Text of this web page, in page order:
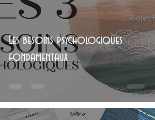
Les besoins psychologiques
fondamentaux